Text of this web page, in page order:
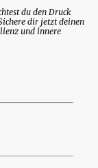
du den Druck
dir jetzt deinen
und innere